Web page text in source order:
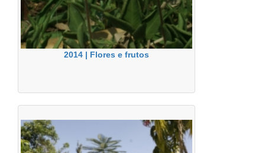
2014 | Flores e frutos